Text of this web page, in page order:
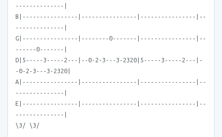
--------------|
B|----------------|----------------|----------------|--
--------------|
G|----------------|--------0-------|----------------|--
------0-------|
D|5-----3-----2---|--0-2-3---3-2320|5-----3-----2---|-
-0-2-3---3-2320|
A|----------------|----------------|----------------|--
--------------|
E|----------------|----------------|----------------|--
--------------|
\3/ \3/